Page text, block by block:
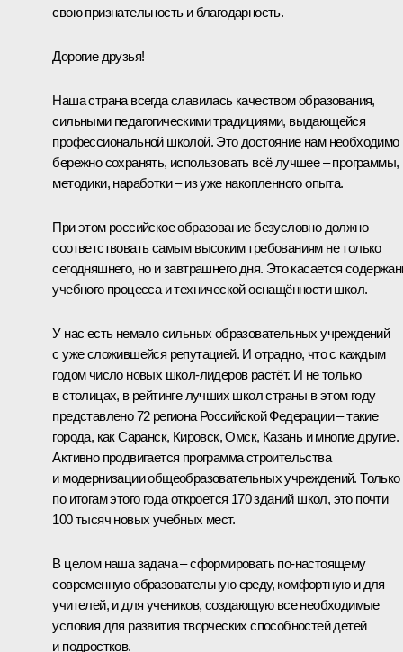
свою признательность и благодарность.
Дорогие друзья!
Наша страна всегда славилась качеством образования,
сильными педагогическими традициями, выдающейся
профессиональной школой. Это достояние нам необходимо
бережно сохранять, использовать всё лучшее – программы,
методики, наработки – из уже накопленного опыта.
При этом российское образование безусловно должно
соответствовать самым высоким требованиям не только
сегодняшнего, но и завтрашнего дня. Это касается
учебного процесса и технической оснащённости школ.
У нас есть немало сильных образовательных учреждений
с уже сложившейся репутацией. И отрадно, что с каждым
годом число новых школ-лидеров растёт. И не только
в столицах, в рейтинге лучших школ страны в этом году
представлено 72 региона Российской Федерации – такие
города, как Саранск, Кировск, Омск, Казань и многие другие.
Активно продвигается программа строительства
и модернизации общеобразовательных учреждений. Только
по итогам этого года откроется 170 зданий школ, это почти
100 тысяч новых учебных мест.
В целом наша задача – сформировать по‑настоящему
современную образовательную среду, комфортную и для
учителей, и для учеников, создающую все необходимые
условия для развития творческих способностей детей
и подростков.